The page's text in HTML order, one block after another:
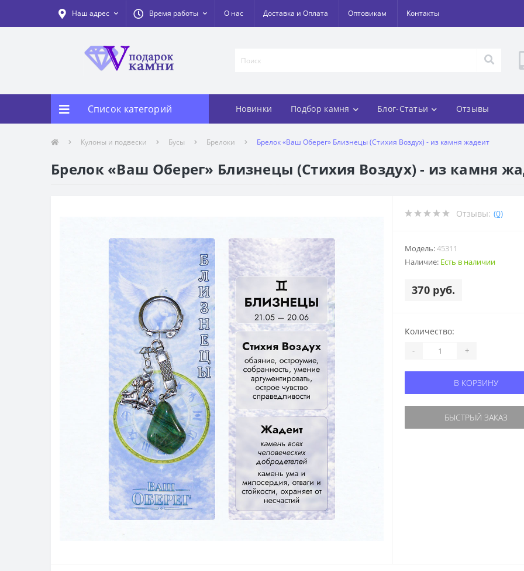
Наш адрес Время работы О нас Доставка и Оплата Оптовикам Контакты
Список категорий Новинки Подбор камня Блог-Статьи Отзывы
Кулоны и подвески Бусы Брелоки Брелок «Ваш Оберег» Близнецы (Стихия Воздух) - из камня жадеит
Брелок «Ваш Оберег» Близнецы (Стихия Воздух) - из камня
Отзывы: (0)
Модель:45311
Наличие: Есть в наличии
370 руб.
Количество:
- +
В КОРЗИНУ
БЫСТРЫЙ ЗАКАЗ